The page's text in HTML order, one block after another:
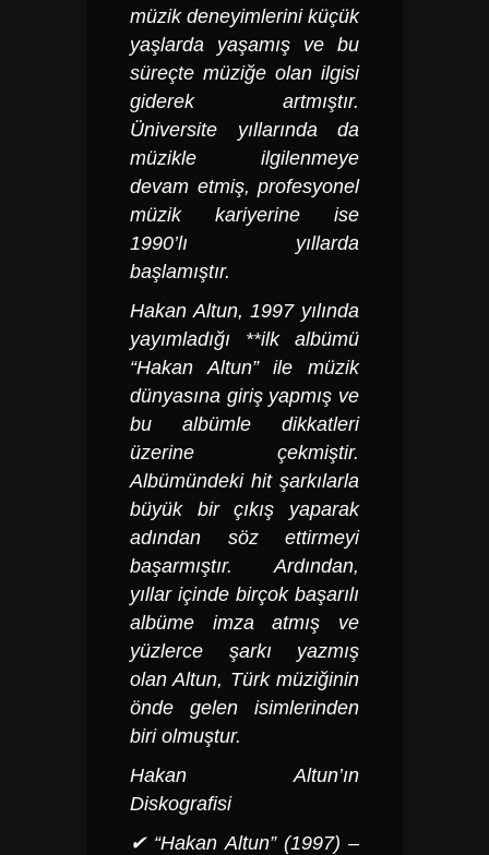
müzik deneyimlerini küçük
yaşlarda yaşamış ve bu
süreçte müziğe olan ilgisi
giderek artmıştır.
Üniversite yıllarında da
müzikle ilgilenmeye
devam etmiş, profesyonel
müzik kariyerine ise
1990’lı yıllarda
başlamıştır.
Hakan Altun, 1997 yılında
yayımladığı **ilk albümü
“Hakan Altun” ile müzik
dünyasına giriş yapmış ve
bu albümle dikkatleri
üzerine çekmiştir.
Albümündeki hit şarkılarla
büyük bir çıkış yaparak
adından söz ettirmeyi
başarmıştır. Ardından,
yıllar içinde birçok başarılı
albüme imza atmış ve
yüzlerce şarkı yazmış
olan Altun, Türk müziğinin
önde gelen isimlerinden
biri olmuştur.
Hakan Altun’ın
Diskografisi
✔ “Hakan Altun” (1997) –